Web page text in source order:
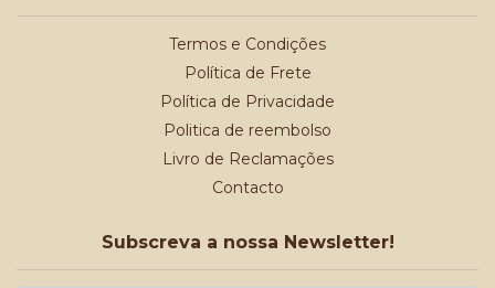
Termos e Condições
Política de Frete
Política de Privacidade
Politica de reembolso
Livro de Reclamações
Contacto
Subscreva a nossa Newsletter!